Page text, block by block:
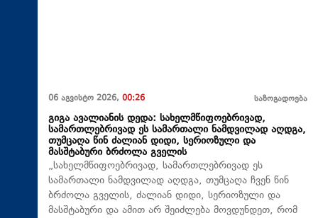
06 აგვისტო 2026, 00:26 საზოგადოება
გიგა ავალიანის დედა: სახელმწიფოებრივად,
სამართლებრივად ეს სამართალი ნამდვილად აღდგა,
თუმცაღა წინ ძალიან დიდი, სერიოზული და
მასშტაბური ბრძოლა გველის
„სახელმწიფოებრივად, სამართლებრივად ეს
სამართალი ნამდვილად აღდგა, თუმცაღა ჩვენ წინ
ბრძოლა გველის, ძალიან დიდი, სერიოზული და
მასშტაბური და ამით არ შეიძლება მოვდუნდეთ, რომ